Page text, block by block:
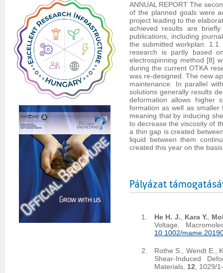
ANNUAL REPORT The
of the planned goals were
project leading to the
achieved results are
publications, including
the submitted workplan.
research is partly based
electrospinning method [8]
during the current OTKA
was re-designed. The new
maintenance. In parallel
solutions generally results
deformation allows higher
formation as well as smaller
meaning that by inducing
to decrease the viscosity of
a thin gap is created
liquid between them
created this year on the
Pályázat
He H. J. Kara Y.
Voltage.
10.1002/
Rothe S., Wendt E.,
Shear-Induced
Materials, 12 , 1029/